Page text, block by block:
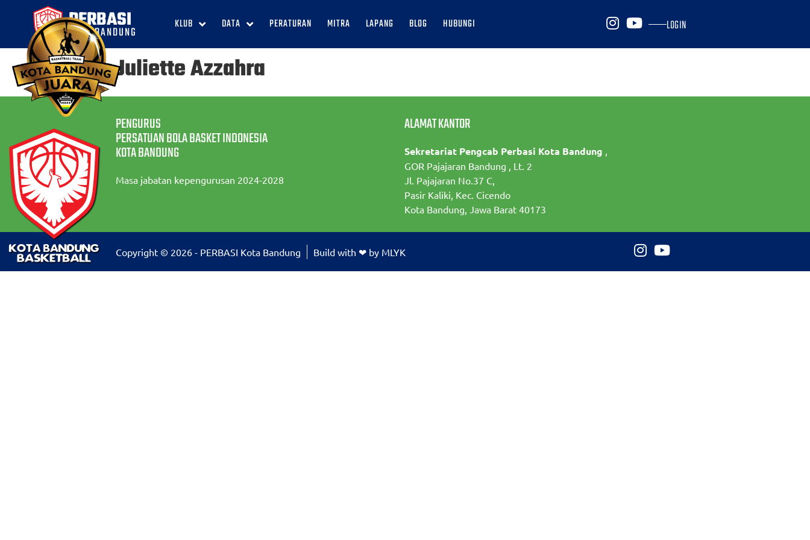
PERBASI
KOTA BANDUNG KLUB DATA PERATURAN MITRA LAPANG BLOG HUBUNGI LOGIN
Naila Juliette Azzahra
PENGURUS
PERSATUAN BOLA BASKET INDONESIA
KOTA BANDUNG
Masa jabatan kepengurusan 2024-2028
ALAMAT KANTOR
Sekretariat Pengcab Perbasi Kota Bandung ,
GOR Pajajaran Bandung , Lt. 2
Jl. Pajajaran No.37 C,
Pasir Kaliki, Kec. Cicendo
Kota Bandung, Jawa Barat 40173
Copyright © 2026 - PERBASI Kota Bandung Build with ❤ by MLYK